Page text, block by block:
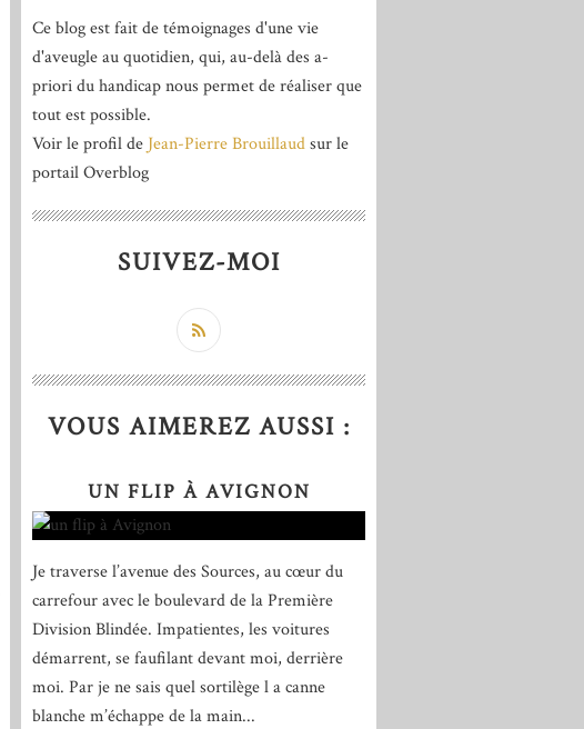
Ce blog est fait de témoignages d'une vie
d'aveugle au quotidien, qui, au-delà des a-
priori du handicap nous permet de réaliser que
tout est possible.
Voir le profil de Jean-Pierre Brouillaudsur le
portail Overblog
SUIVEZ-MOI
VOUS AIMEREZ AUSSI :
UN FLIP À AVIGNON
Je traverse l’avenue des Sources, au cœur du
carrefour avec le boulevard de la Première
Division Blindée. Impatientes, les voitures
démarrent, se faufilant devant moi, derrière
moi. Par je ne sais quel sortilège l a canne
blanche m’échappe de la main...